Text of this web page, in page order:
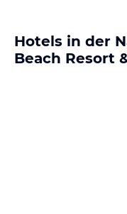
Hotels in der
Beach Resort